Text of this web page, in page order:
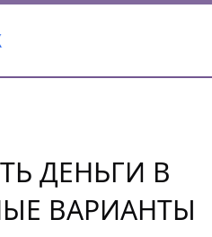
ДЕНЬГИ В
ВАРИАНТЫ